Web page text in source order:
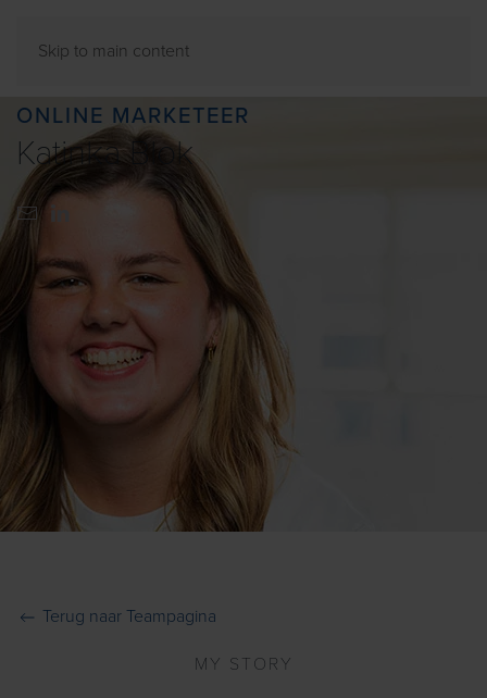
Skip to main content
ONLINE MARKETEER
Katinka Blok
Terug naar Teampagina
MY STORY